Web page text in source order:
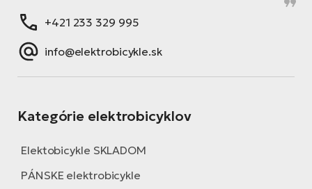
+421 233 329 995
info@elektrobicykle.sk
Kategórie elektrobicyklov
Elektobicykle SKLADOM
PÁNSKE elektrobicykle